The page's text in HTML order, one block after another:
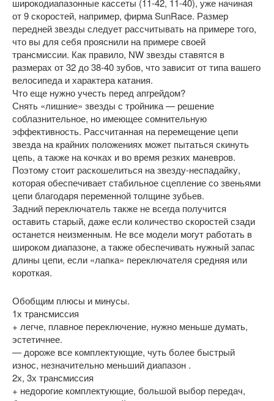
широкодиапазонные кассеты (11-42, 11-40), уже начиная
от 9 скоростей, например, фирма SunRace. Размер
передней звезды следует рассчитывать на примере того,
что вы для себя прояснили на примере своей
трансмиссии. Как правило, NW звезды ставятся в
размерах от 32 до 38-40 зубов, что зависит от типа вашего
велосипеда и характера катания.
Что еще нужно учесть перед апгрейдом?
Снять «лишние» звезды с тройника — решение
соблазнительное, но имеющее сомнительную
эффективность. Рассчитанная на перемещение цепи
звезда на крайних положениях может пытаться скинуть
цепь, а также на кочках и во время резких маневров.
Поэтому стоит раскошелиться на звезду-неспадайку,
которая обеспечивает стабильное сцепление со звеньями
цепи благодаря переменной толщине зубьев.
Задний переключатель также не всегда получится
оставить старый, даже если количество скоростей сзади
останется неизменным. Не все модели могут работать в
широком диапазоне, а также обеспечивать нужный запас
длины цепи, если «лапка» переключателя средняя или
короткая.
Обобщим плюсы и минусы.
1х трансмиссия
+ легче, плавное переключение, нужно меньше думать,
эстетичнее.
— дороже все комплектующие, чуть более быстрый
износ, незначительно меньший диапазон .
2х, 3х трансмиссия
+ недорогие комплектующие, большой выбор передач,